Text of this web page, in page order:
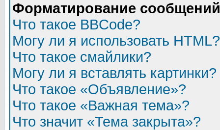
Форматирование
Что такое BBCode?
Могу ли я использовать HTML?
Что такое смайлики?
Могу ли я вставлять картинки?
Что такое «Объявление»?
Что такое «Важная тема»?
Что значит «Тема закрыта»?